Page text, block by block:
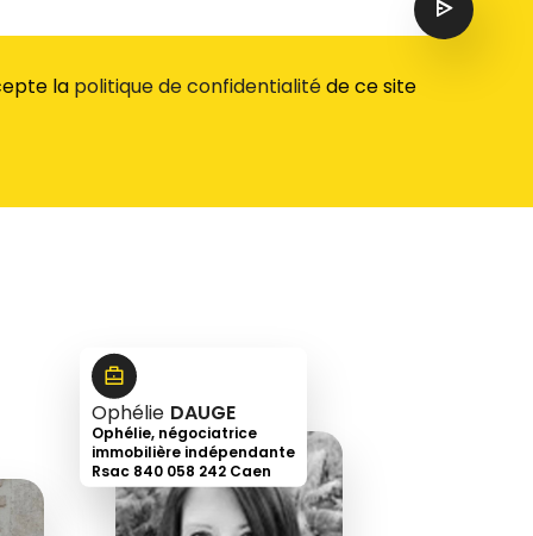
la politique de confidentialitéde ce site
Ophélie DAUGE
Ophélie, négociatrice
immobilière indépendante
Rsac 840 058 242 Caen